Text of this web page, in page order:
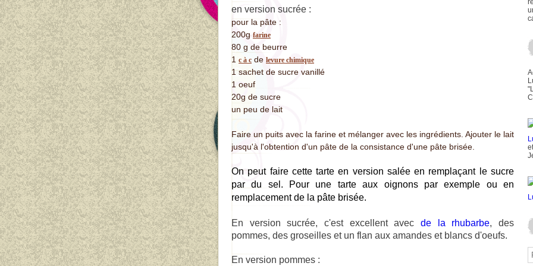
en version sucrée :
pour la pâte :
200g farine
80 g de beurre
1 c à c de levure chimique
1 sachet de sucre vanillé
1 oeuf
20g de sucre
un peu de lait
Faire un puits avec la farine et mélanger avec les ingrédients. Ajouter le lait
jusqu'à l'obtention d'un pâte de la consistance d'une pâte brisée.
On peut faire cette tarte en version salée en remplaçant le sucre
par du sel. Pour une tarte aux oignons par exemple ou en
remplacement de la pâte brisée.
En version sucrée, c'est excellent avec de la rhubarbe, des
pommes, des groseilles et un flan aux amandes et blancs d'oeufs.
En version pommes :